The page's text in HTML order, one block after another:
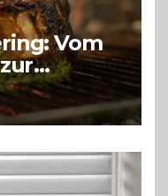
Vom
Events,
und